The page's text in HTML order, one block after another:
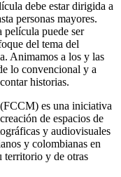
debe estar dirigida a
personas mayores.
película puede ser
del tema del
Animamos a los y las
lo convencional y a
historias.
(FCCM) es una iniciativa
de espacios de
y audiovisuales
y colombianas en
territorio y de otras